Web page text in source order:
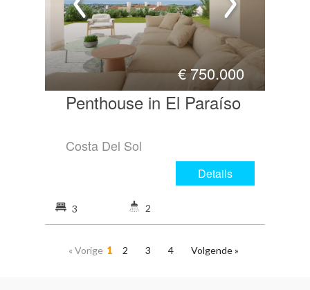
€750.000
Penthouse in El Paraíso
Costa Del Sol
Details
3 2
« Vorige 1 2 3 4 Volgende »